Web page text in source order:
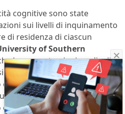
cognitive sono state
sui livelli di inquinamento
di residenza di ciascun
of Southern
le concentrazioni medie di
erano pari a 13,8
di aria ovvero sopra la
statunitensi di 12
cubo.